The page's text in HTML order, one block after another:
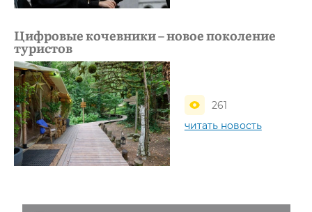
Цифровые кочевники – новое поколение
туристов
261
читать новость